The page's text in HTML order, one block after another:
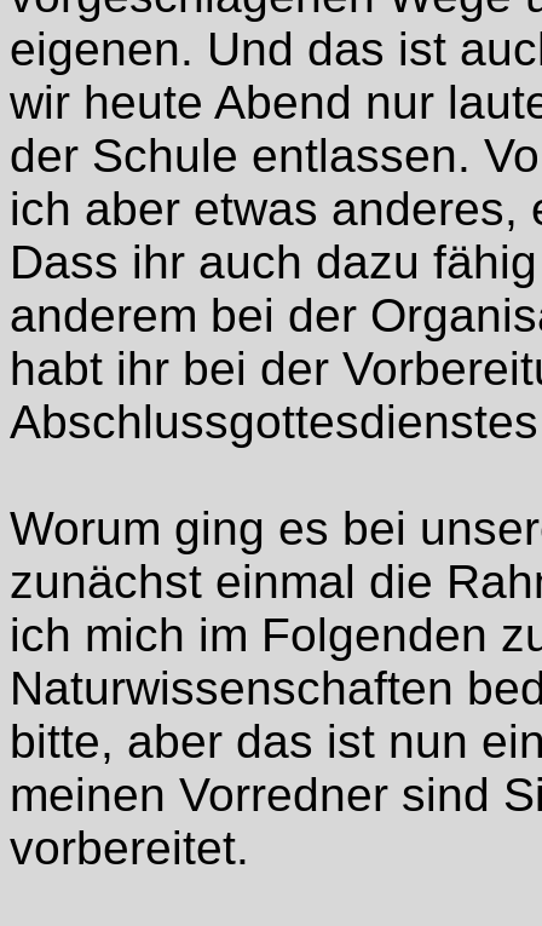
eigenen. Und das ist
wir heute Abend nur
der Schule entlassen.
ich aber etwas anderes,
Dass ihr auch dazu
anderem bei der
habt ihr bei der
Worum ging es bei
zunächst einmal die
ich mich im Folgenden
Naturwissenschaften
bitte, aber das ist nun
meinen Vorredner sind
vorbereitet.